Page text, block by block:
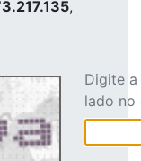
,
Digite
lado no